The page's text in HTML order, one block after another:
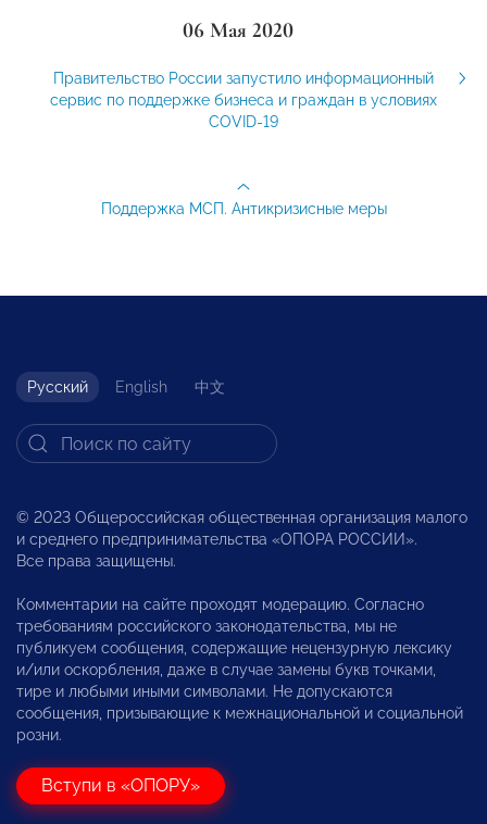
06 Мая 2020
Правительство России запустило информационный
сервис по поддержке бизнеса и граждан в условиях
COVID-19
Поддержка МСП. Антикризисные меры
Русский English 中文
© 2023 Общероссийская общественная организация малого
и среднего предпринимательства «ОПОРА РОССИИ».
Все права защищены.
Комментарии на сайте проходят модерацию. Согласно
требованиям российского законодательства, мы не
публикуем сообщения, содержащие нецензурную лексику
и/или оскорбления, даже в случае замены букв точками,
тире и любыми иными символами. Не допускаются
сообщения, призывающие к межнациональной и социальной
розни.
Вступи в «ОПОРУ»